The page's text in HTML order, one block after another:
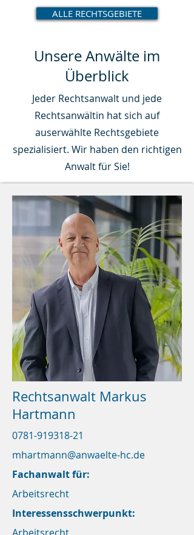
ALLE RECHTSGEBIETE
Unsere Anwälte im
Überblick
Jeder Rechtsanwalt und jede
Rechtsanwältin hat sich auf
auserwählte Rechtsgebiete
spezialisiert. Wir haben den richtigen
Anwalt für Sie!
Rechtsanwalt Markus
Hartmann
0781-919318-21
mhartmann@anwaelte-hc.de
Fachanwalt für:
Arbeitsrecht
Interessensschwerpunkt: